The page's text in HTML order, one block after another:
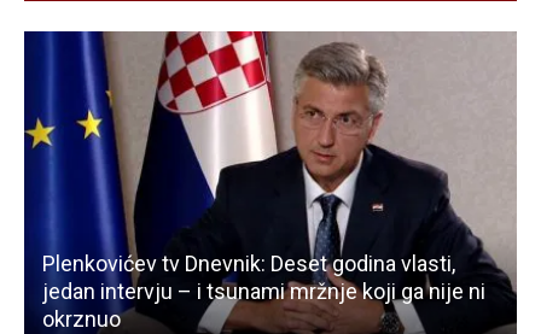
Plenkovićev tv Dnevnik: Deset godina vlasti,
jedan intervju – i tsunami mržnje koji ga nije ni
okrznuo